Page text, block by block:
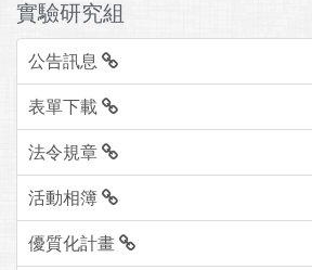
實驗研究組
公告訊息
表單下載
法令規章
活動相簿
優質化計畫